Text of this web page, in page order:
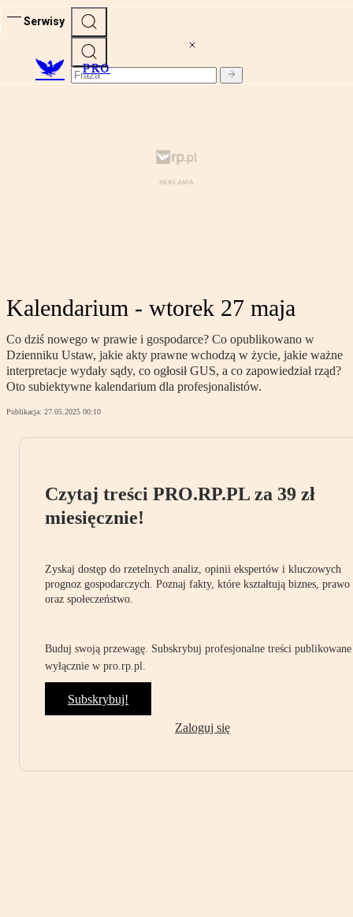
Serwisy
PRO
Kalendarium - wtorek 27 maja
Co dziś nowego w prawie i gospodarce? Co opublikowano w
Dzienniku Ustaw, jakie akty prawne wchodzą w życie, jakie ważne
interpretacje wydały sądy, co ogłosił GUS, a co zapowiedział rząd?
Oto subiektywne kalendarium dla profesjonalistów.
Publikacja: 27.05.2025 00:10
Czytaj treści PRO.RP.PL za 39 zł
miesięcznie!
Zyskaj dostęp do rzetelnych analiz, opinii ekspertów i kluczowych
prognoz gospodarczych. Poznaj fakty, które kształtują biznes, prawo
oraz społeczeństwo.
Buduj swoją przewagę. Subskrybuj profesjonalne treści publikowane
wyłącznie w pro.rp.pl.
Subskrybuj!
Zaloguj się